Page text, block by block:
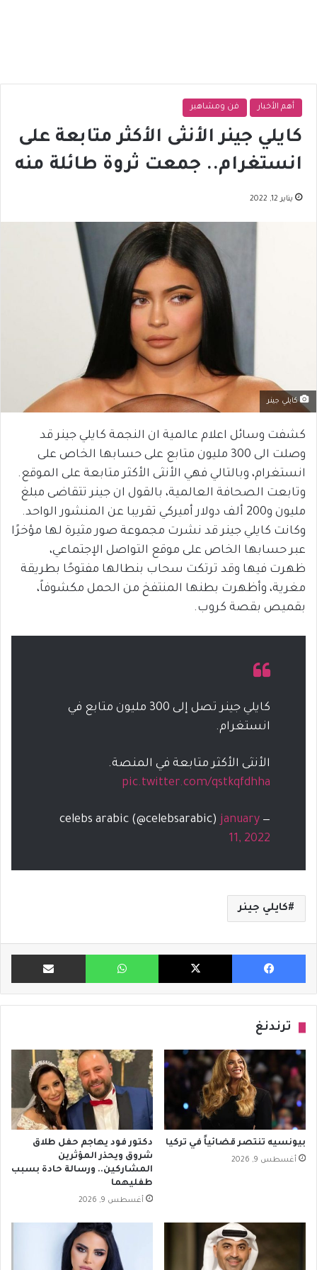
أهم الأخبار فن ومشاهير
كايلي جينر الأنثى الأكثر متابعة على
انستغرام.. جمعت ثروة طائلة منه
يناير 12, 2022
كايلي جينر
كشفت وسائل اعلام عالمية ان النجمة كايلي جينر قد
وصلت الى 300 مليون متابع على حسابها الخاص على
انستغرام، وبالتالي فهي الأنثى الأكثر متابعة على الموقع.
وتابعت الصحافة العالمية، بالقول ان جينر تتقاضى مبلغ
مليون و200 ألف دولار أميركي تقريبا عن المنشور الواحد.
وكانت كايلي جينر قد نشرت مجموعة صور مثيرة لها مؤخرًا
عبر حسابها الخاص على موقع التواصل الإجتماعي،
ظهرت فيها وقد ترتكت سحاب بنطالها مفتوحًا بطريقة
مغرية، وأظهرت بطنها المنتفخ من الحمل مكشوفاً،
بقميص بقصة كروب.
كايلي جينر تصل إلى 300 مليون متابع في
انستغرام.
الأنثى الأكثر متابعة في المنصة.
pic.twitter.com/qstkqfdhha
— celebs arabic (@celebsarabic)
january
11, 2022
كايلي جينر
فيسبوك X واتساب مشاركة
ترندنغ
بيونسيه تنتصر قضائياً في تركيا
أغسطس 9, 2026
دكتور فود يهاجم حفل طلاق
شروق ويحذر المؤثرين
المشاركين.. ورسالة حادة بسبب
طفليهما
أغسطس 9, 2026